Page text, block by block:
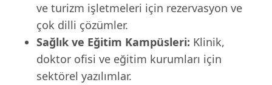
ve turizm işletmeleri için rezervasyon ve
çok dilli çözümler.
Sağlık ve Eğitim Kampüsleri: Klinik,
doktor ofisi ve eğitim kurumları için
sektörel yazılımlar.